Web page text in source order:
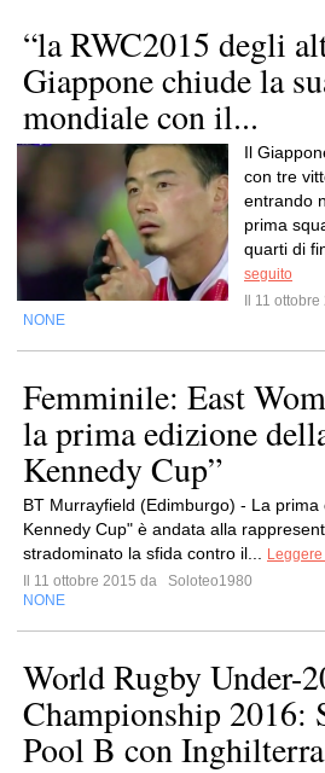
“la RWC2015 degli
Giappone chiude la
mondiale con il...
Il
con tre
entrando
prima
quarti di
seguito
Il 11
NONE
Femminile: East
la prima edizione
Kennedy Cup”
BT Murrayfield (Edimburgo) - La prima
Kennedy Cup" è andata alla
stradominato la sfida contro il...
Il 11 ottobre 2015 da
Soloteo1980
NONE
World Rugby Under-
Championship 2016:
Pool B con